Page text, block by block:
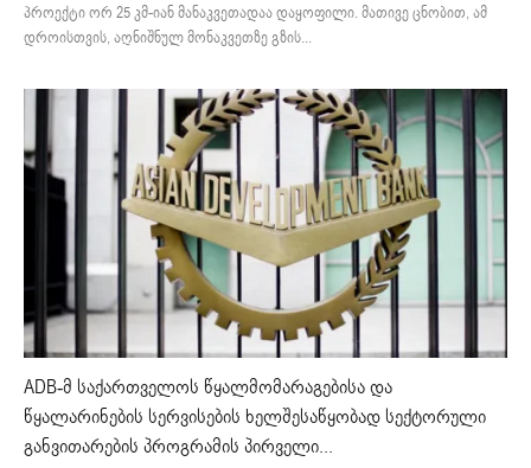
პროექტი ორ 25 კმ-იან მანაკვეთადაა დაყოფილი. მათივე ცნობით, ამ
დროისთვის, აღნიშნულ მონაკვეთზე გზის...
ADB-მ საქართველოს წყალმომარაგებისა და
წყალარინების სერვისების ხელშესაწყობად სექტორული
განვითარების პროგრამის პირველი...